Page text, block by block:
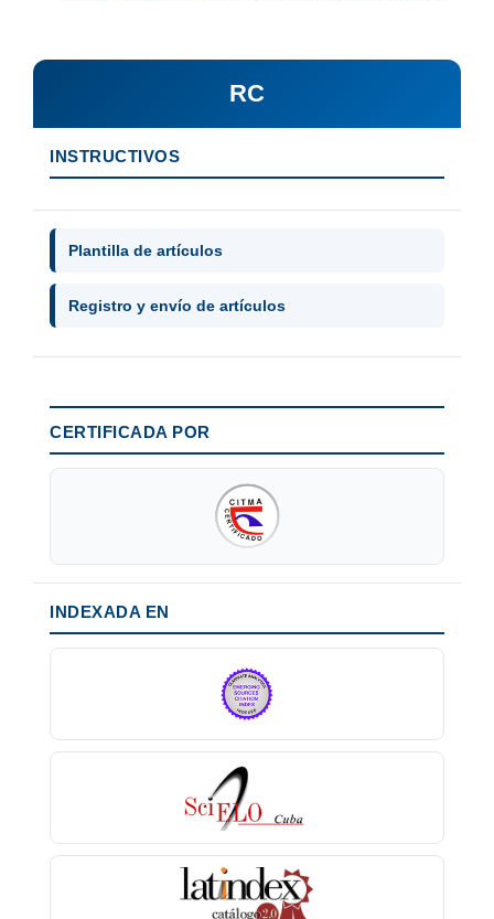
RC
INSTRUCTIVOS
Plantilla de artículos
Registro y envío de artículos
CERTIFICADA POR
INDEXADA EN